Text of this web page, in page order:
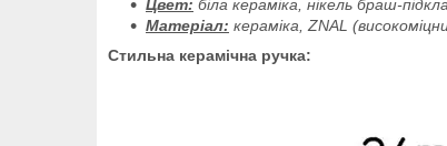
Цвет: біла кераміка, нікель браш-
Матеріал: кераміка, ZNAL
Стильна керамічна ручка: